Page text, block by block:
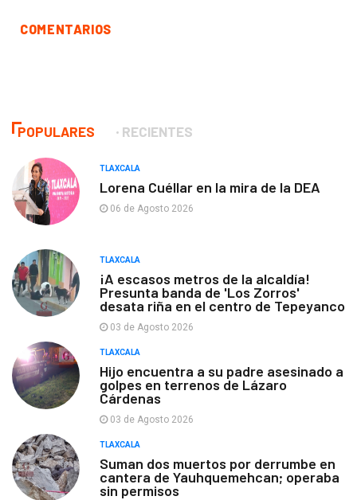
COMENTARIOS
POPULARES RECIENTES
TLAXCALA
Lorena Cuéllar en la mira de la DEA
06 de Agosto 2026
TLAXCALA
¡A escasos metros de la alcaldía!
Presunta banda de 'Los Zorros'
desata riña en el centro de Tepeyanco
03 de Agosto 2026
TLAXCALA
Hijo encuentra a su padre asesinado a
golpes en terrenos de Lázaro
Cárdenas
03 de Agosto 2026
TLAXCALA
Suman dos muertos por derrumbe en
cantera de Yauhquemehcan; operaba
sin permisos